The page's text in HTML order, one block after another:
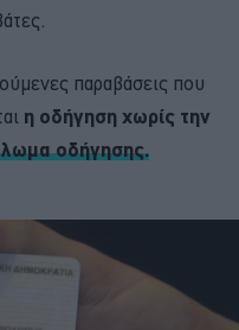
παραβάσεις που
η οδήγηση χωρίς την
οδήγησης.